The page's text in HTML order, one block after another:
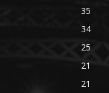
35
34
25
21
21